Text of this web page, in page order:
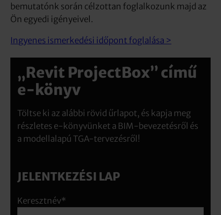
bemutatónk során célzottan foglalkozunk majd az
Ön egyedi igényeivel.
Ingyenes ismerkedési időpont foglalása >
„Revit ProjectBox” című
e-könyv
Töltse ki az alábbi rövid űrlapot, és kapja meg
részletes e-könyvünket a BIM-bevezetésről és
a modellalapú TGA-tervezésről!
JELENTKEZÉSI LAP
Keresztnév*